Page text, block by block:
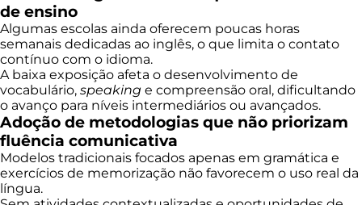
de ensino
Algumas escolas ainda oferecem poucas horas
semanais dedicadas ao inglês, o que limita o contato
contínuo com o idioma.
A baixa exposição afeta o desenvolvimento de
vocabulário, speaking e compreensão oral, dificultando
o avanço para níveis intermediários ou avançados.
Adoção de metodologias que não priorizam
fluência comunicativa
Modelos tradicionais focados apenas em gramática e
exercícios de memorização não favorecem o uso real da
língua.